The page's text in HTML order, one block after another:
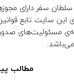
سفر دارای
این سایت تابع
مسئولیت‌های
مطالب